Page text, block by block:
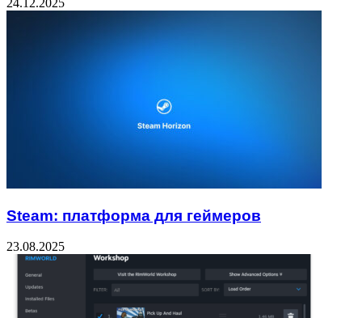
24.12.2025
Steam: платформа для геймеров
23.08.2025